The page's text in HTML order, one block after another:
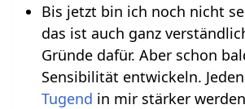
Bis jetzt bin ich noch nicht
das ist auch ganz
Gründe dafür. Aber schon
Sensibilität entwickeln.
Tugend in mir stärker